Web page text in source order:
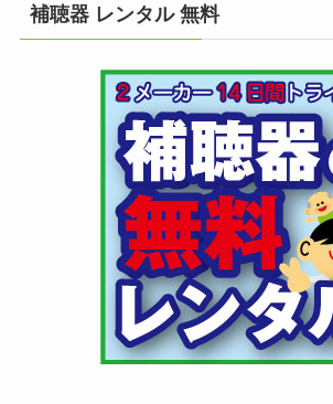
補聴器 レンタル 無料